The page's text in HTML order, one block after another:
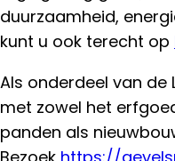
duurzaamheid,
kunt u ook terecht op
Als onderdeel van de
met zowel het
panden als